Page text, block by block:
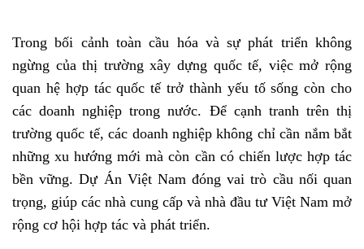
Trong bối cảnh toàn cầu hóa và sự phát triển không
ngừng của thị trường xây dựng quốc tế, việc mở rộng
quan hệ hợp tác quốc tế trở thành yếu tố sống còn cho
các doanh nghiệp trong nước. Để cạnh tranh trên thị
trường quốc tế, các doanh nghiệp không chỉ cần nắm bắt
những xu hướng mới mà còn cần có chiến lược hợp tác
bền vững. Dự Án Việt Nam đóng vai trò cầu nối quan
trọng, giúp các nhà cung cấp và nhà đầu tư Việt Nam mở
rộng cơ hội hợp tác và phát triển.